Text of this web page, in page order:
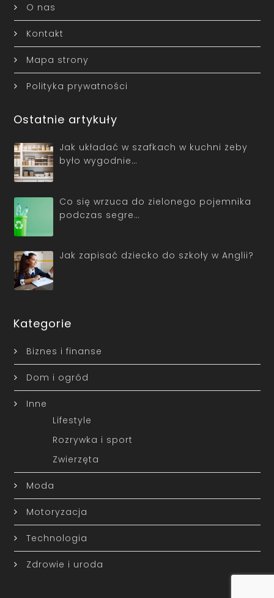
O nas
Kontakt
Mapa strony
Polityka prywatności
Ostatnie artykuły
Jak układać w szafkach w kuchni żeby
było wygodnie…
Co się wrzuca do zielonego pojemnika
podczas segre…
Jak zapisać dziecko do szkoły w Anglii?
Kategorie
Biznes i finanse
Dom i ogród
Inne
Lifestyle
Rozrywka i sport
Zwierzęta
Moda
Motoryzacja
Technologia
Zdrowie i uroda